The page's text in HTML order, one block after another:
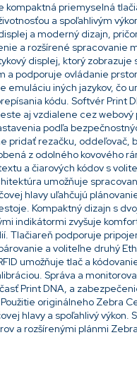
kompaktná priemyselná
a spoľahlivým
a moderný dizajn,
a rozšírené
displej, ktorý zobrazuje
a podporuje ovládanie
emuláciu iných jazykov, čo
kódu. Softvér Print
aj vzdialene cez
podľa
pridať rezačku, oddeľovač,
z odolného kovového
a čiarových kódov s
umožňuje
hlavy uľahčujú
Kompaktný dizajn s
indikátormi zvyšuje
Tlačiareň podporuje
a voliteľne druhý
umožňuje tlač a
Správa a
Print DNA, a
originálneho Zebra
hlavy a spoľahlivý výkon.
a rozšírenými plánmi